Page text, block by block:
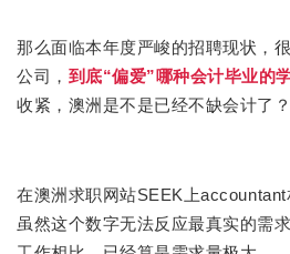
那么面临本年度严峻的招聘现状，
公司， 到底“偏爱”哪种会计毕业的
收紧，澳洲是不是已经不缺会计了？
在澳洲求职网站SEEK上accountant
虽然这个数字无法反应最真实的需